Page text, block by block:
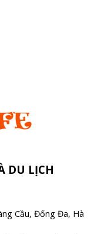
DU LỊCH
Cầu, Đống Đa, Hà